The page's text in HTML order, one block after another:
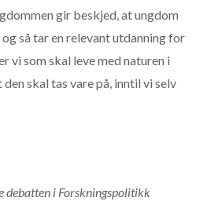
gir beskjed, at ungdom
så tar en relevant utdanning for
vi som skal leve med naturen i
skal tas vare på, inntil vi selv
debatten i Forskningspolitikk